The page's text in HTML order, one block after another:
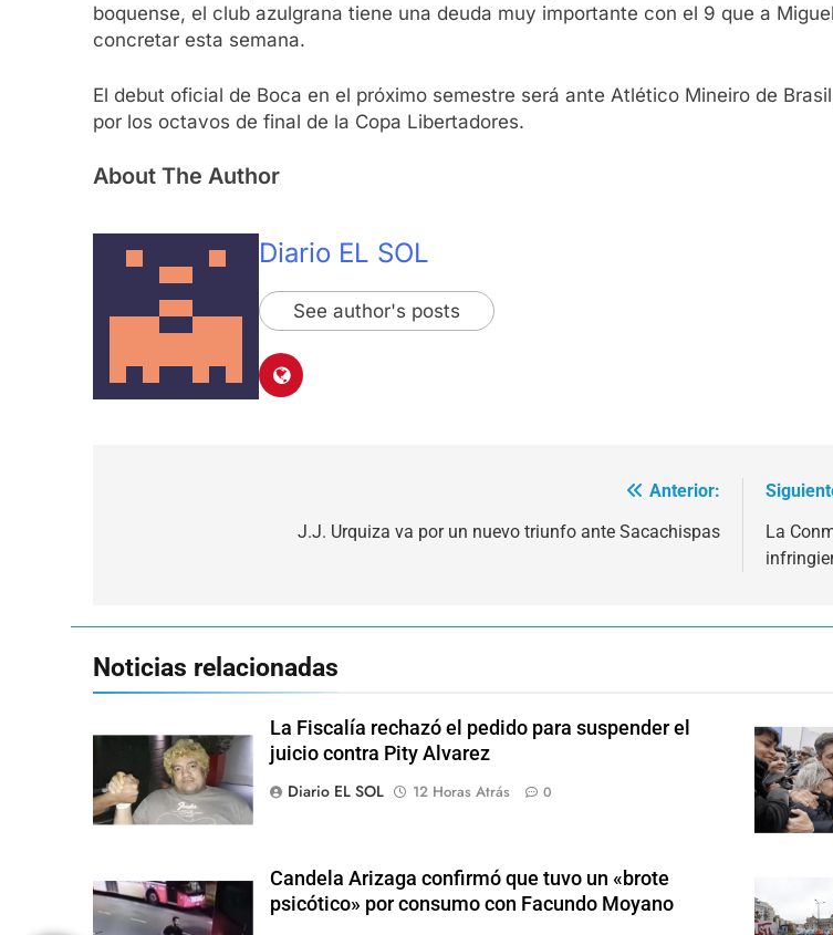
boquense, el club azulgrana tiene una deuda muy importante con el 9 que a
concretar esta semana.
El debut oficial de Boca en el próximo semestre será ante Atlético Mineiro de
por los octavos de final de la Copa Libertadores.
About The Author
Diario EL SOL
See author's posts
Anterior:
J.J. Urquiza va por un nuevo triunfo ante Sacachispas
La
Noticias relacionadas
La Fiscalía rechazó el pedido para suspender el
juicio contra Pity Alvarez
Diario EL SOL
12 Horas Atrás 0
Candela Arizaga confirmó que tuvo un «brote
psicótico» por consumo con Facundo Moyano